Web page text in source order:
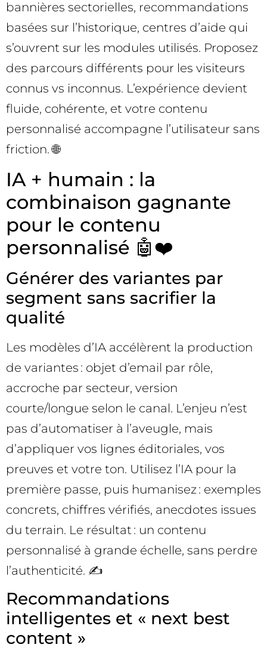
bannières sectorielles, recommandations
basées sur l’historique, centres d’aide qui
s’ouvrent sur les modules utilisés. Proposez
des parcours différents pour les visiteurs
connus vs inconnus. L’expérience devient
fluide, cohérente, et votre contenu
personnalisé accompagne l’utilisateur sans
friction. 🌐
IA + humain : la
combinaison gagnante
pour le contenu
personnalisé 🤖❤️
Générer des variantes par
segment sans sacrifier la
qualité
Les modèles d’IA accélèrent la production
de variantes : objet d’email par rôle,
accroche par secteur, version
courte/longue selon le canal. L’enjeu n’est
pas d’automatiser à l’aveugle, mais
d’appliquer vos lignes éditoriales, vos
preuves et votre ton. Utilisez l’IA pour la
première passe, puis humanisez : exemples
concrets, chiffres vérifiés, anecdotes issues
du terrain. Le résultat : un contenu
personnalisé à grande échelle, sans perdre
l’authenticité. ✍️
Recommandations
intelligentes et « next best
content »